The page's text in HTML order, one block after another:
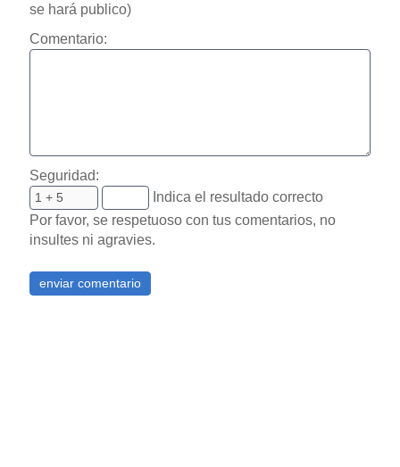
se hará publico)
Comentario:
Seguridad:
Indica el resultado correcto
Por favor, se respetuoso con tus comentarios, no
insultes ni agravies.